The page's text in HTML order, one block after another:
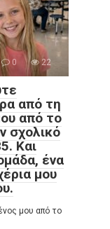
0 22
από τη
από το
σχολικό
Και
ένα
μου
μου από το